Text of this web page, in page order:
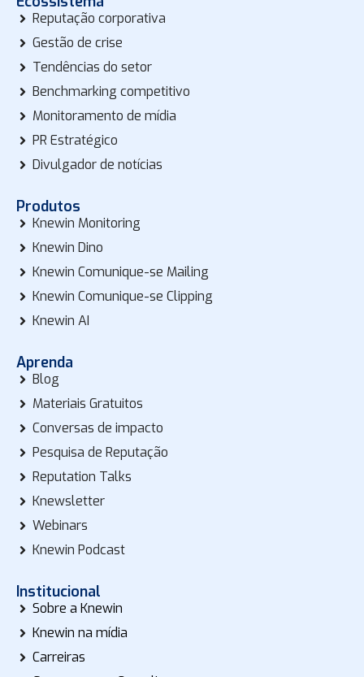
Reputação corporativa
Gestão de crise
Tendências do setor
Benchmarking competitivo
Monitoramento de mídia
PR Estratégico
Divulgador de notícias
Produtos
Knewin Monitoring
Knewin Dino
Knewin Comunique-se Mailing
Knewin Comunique-se Clipping
Knewin AI
Aprenda
Blog
Materiais Gratuitos
Conversas de impacto
Pesquisa de Reputação
Reputation Talks
Knewsletter
Webinars
Knewin Podcast
Institucional
Sobre a Knewin
Knewin na mídia
Carreiras